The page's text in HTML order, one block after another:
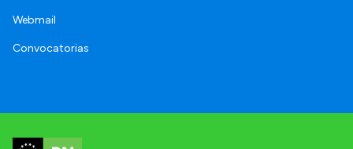
Webmail
Convocatorias